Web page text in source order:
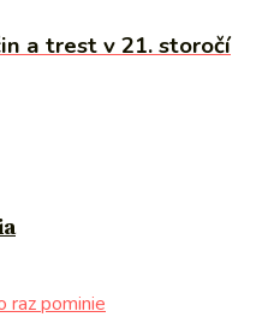
a trest v 21. storočí